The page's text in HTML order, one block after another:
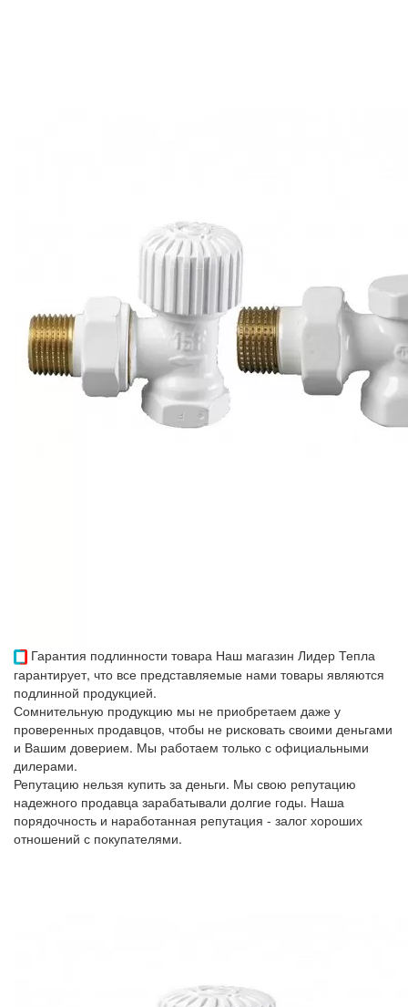
Гарантия подлинности товара Наш магазин Лидер Тепла
гарантирует, что все представляемые нами товары являются
подлинной продукцией.
Сомнительную продукцию мы не приобретаем даже у
проверенных продавцов, чтобы не рисковать своими деньгами
и Вашим доверием. Мы работаем только с официальными
дилерами.
Репутацию нельзя купить за деньги. Мы свою репутацию
надежного продавца зарабатывали долгие годы. Наша
порядочность и наработанная репутация - залог хороших
отношений с покупателями.